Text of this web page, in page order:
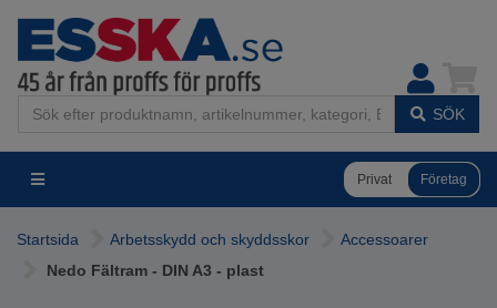
SÖK
Privat Företag
Startsida Arbetsskydd och skyddsskor
Accessoarer
Nedo Fältram - DIN A3 - plast